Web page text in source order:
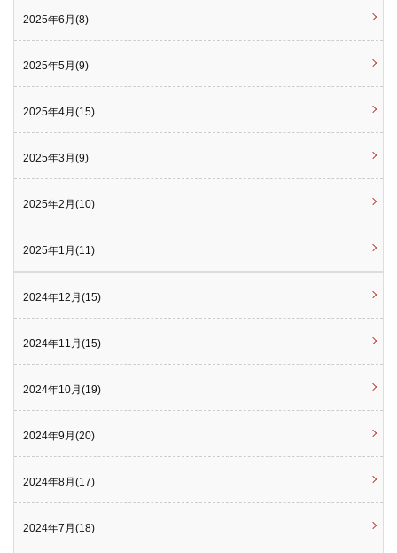
2025年6月(8)
2025年5月(9)
2025年4月(15)
2025年3月(9)
2025年2月(10)
2025年1月(11)
2024年12月(15)
2024年11月(15)
2024年10月(19)
2024年9月(20)
2024年8月(17)
2024年7月(18)